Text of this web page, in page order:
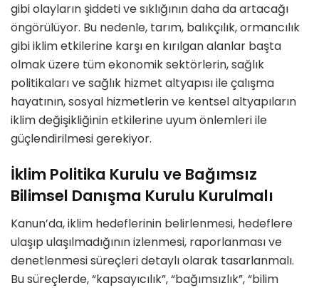
gibi olayların şiddeti ve sıklığının daha da artacağı
öngörülüyor. Bu nedenle, tarım, balıkçılık, ormancılık
gibi iklim etkilerine karşı en kırılgan alanlar başta
olmak üzere tüm ekonomik sektörlerin, sağlık
politikaları ve sağlık hizmet altyapısı ile çalışma
hayatının, sosyal hizmetlerin ve kentsel altyapıların
iklim değişikliğinin etkilerine uyum önlemleri ile
güçlendirilmesi gerekiyor.
İklim Politika Kurulu ve Bağımsız
Bilimsel Danışma Kurulu Kurulmalı
Kanun’da, iklim hedeflerinin belirlenmesi, hedeflere
ulaşıp ulaşılmadığının izlenmesi, raporlanması ve
denetlenmesi süreçleri detaylı olarak tasarlanmalı.
Bu süreçlerde, “kapsayıcılık”, “bağımsızlık”, “bilim